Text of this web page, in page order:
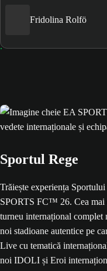
Fridolina Rolfö
Sportul Rege
Trăiește experiența
SPORTS FC™ 26. Cea mai
turneu internațional complet
noi stadioane autentice pe
Live cu tematică
noi IDOLI și Eroi